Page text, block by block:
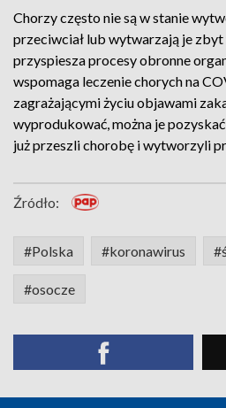
Chorzy często nie są w stanie
przeciwciał lub wytwarzają je zbyt
przyspiesza procesy obronne
wspomaga leczenie chorych na
zagrażającymi życiu objawami
wyprodukować, można je
już przeszli chorobę i wytworzyli
Źródło:
#Polska #koronawirus
#osocze